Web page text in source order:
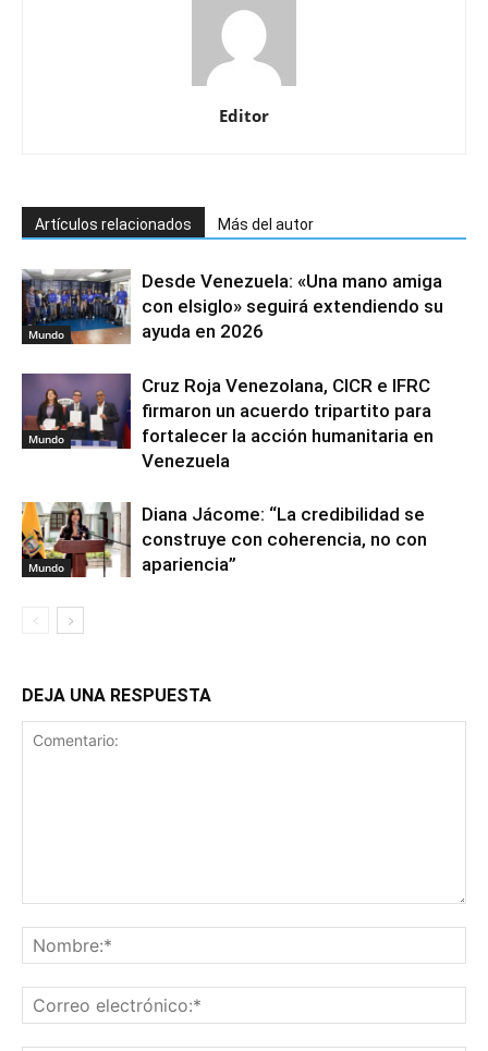
Editor
Artículos relacionados Más del autor
Mundo
Desde Venezuela: «Una mano amiga
con elsiglo» seguirá extendiendo su
ayuda en 2026
Mundo
Cruz Roja Venezolana, CICR e IFRC
firmaron un acuerdo tripartito para
fortalecer la acción humanitaria en
Venezuela
Mundo
Diana Jácome: “La credibilidad se
construye con coherencia, no con
apariencia”
DEJA UNA RESPUESTA